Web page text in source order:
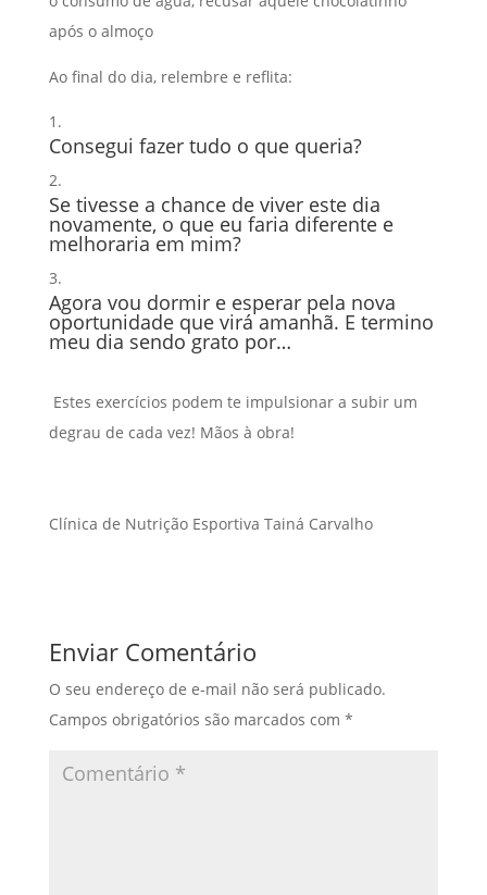
após o almoço
Ao final do dia, relembre e reflita:
Consegui fazer tudo o que queria?
Se tivesse a chance de viver este dia
novamente, o que eu faria diferente e
melhoraria em mim?
Agora vou dormir e esperar pela nova
oportunidade que virá amanhã. E termino
meu dia sendo grato por…
Estes exercícios podem te impulsionar a subir um
degrau de cada vez! Mãos à obra!
Clínica de Nutrição Esportiva Tainá Carvalho
Enviar Comentário
O seu endereço de e-mail não será publicado.
Campos obrigatórios são marcados com *